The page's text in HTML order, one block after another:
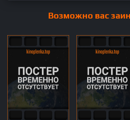
Возможно вас